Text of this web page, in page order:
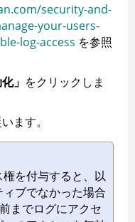
security-and-
your-users-
log-access を参照
」 をクリックしま
ます。
を付与すると、以
ブでなかった場合
までログにアクセ